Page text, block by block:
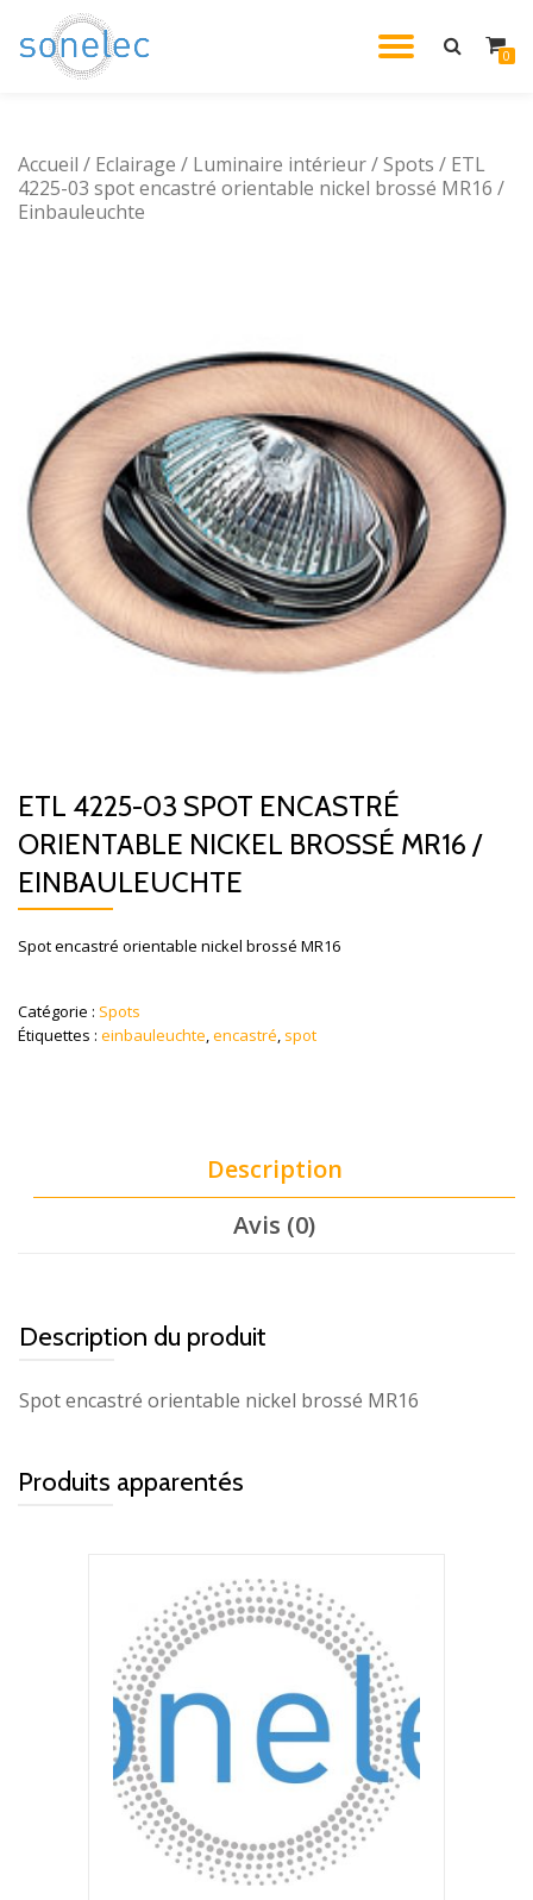
Aller
0
Accueil / Eclairage / Luminaire intérieur/Spots / ETL
4225-03 spot encastré orientable nickel brossé MR16 /
Einbauleuchte
ETL 4225-03 SPOT ENCASTRÉ
ORIENTABLE NICKEL BROSSÉ MR16 /
EINBAULEUCHTE
Spot encastré orientable nickel brossé MR16
Catégorie : Spots
Étiquettes : einbauleuchte,encastré, spot
Description
Avis (0)
Description du produit
Spot encastré orientable nickel brossé MR16
Produits apparentés